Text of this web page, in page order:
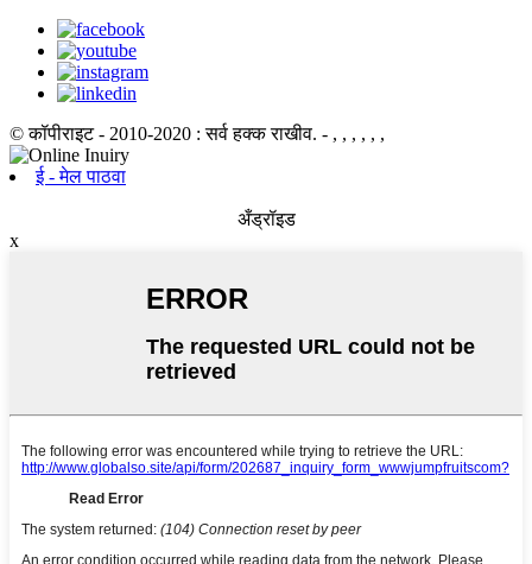
© कॉपीराइट - 2010-2020 : सर्व हक्क राखीव. - , , , , , ,
ई - मेल पाठवा
अँड्रॉइड
x